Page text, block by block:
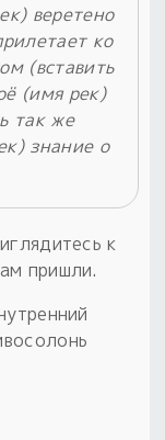
веретено
ко
(вставить
(имя рек)
так же
знание о
к
пришли.